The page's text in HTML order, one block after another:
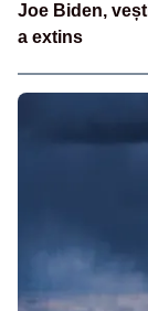
Joe Biden,
a extins